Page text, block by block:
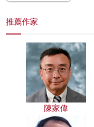
推薦作家
陳家偉